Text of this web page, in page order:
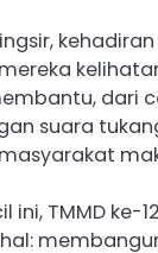
dari
suara
ini, TMMD ke-